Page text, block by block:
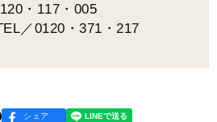
・117・005
／0120・371・217
シェア